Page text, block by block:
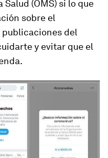
(OMS) si lo que
sobre el
del
y evitar que el